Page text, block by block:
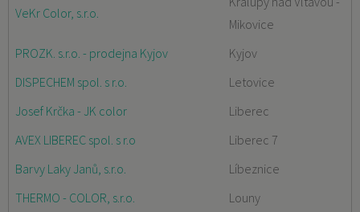
VeKr Color, s.r.o.
Mikovice
PROZK. s.r.o. - prodejna Kyjov
Kyjov
DISPECHEM spol. s r.o.
Letovice
Josef Krčka - JK color
Liberec
AVEX LIBEREC spol. s r.o
Liberec 7
Barvy Laky Janů, s.r.o.
Líbeznice
THERMO - COLOR, s.r.o.
Louny